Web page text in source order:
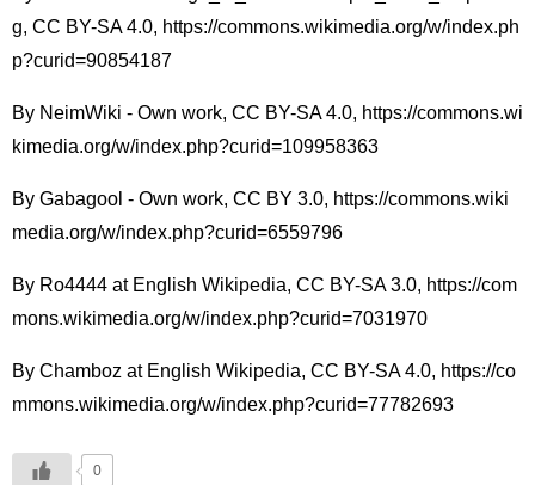
g, CC BY-SA 4.0, https://commons.wikimedia.org/w/index.ph
p?curid=90854187
By NeimWiki - Own work, CC BY-SA 4.0, https://commons.wi
kimedia.org/w/index.php?curid=109958363
By Gabagool - Own work, CC BY 3.0, https://commons.wiki
media.org/w/index.php?curid=6559796
By Ro4444 at English Wikipedia, CC BY-SA 3.0, https://com
mons.wikimedia.org/w/index.php?curid=7031970
By Chamboz at English Wikipedia, CC BY-SA 4.0, https://co
mmons.wikimedia.org/w/index.php?curid=77782693
0